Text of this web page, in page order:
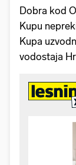
Dobra kod
Kupu
Kupa
vodostaja